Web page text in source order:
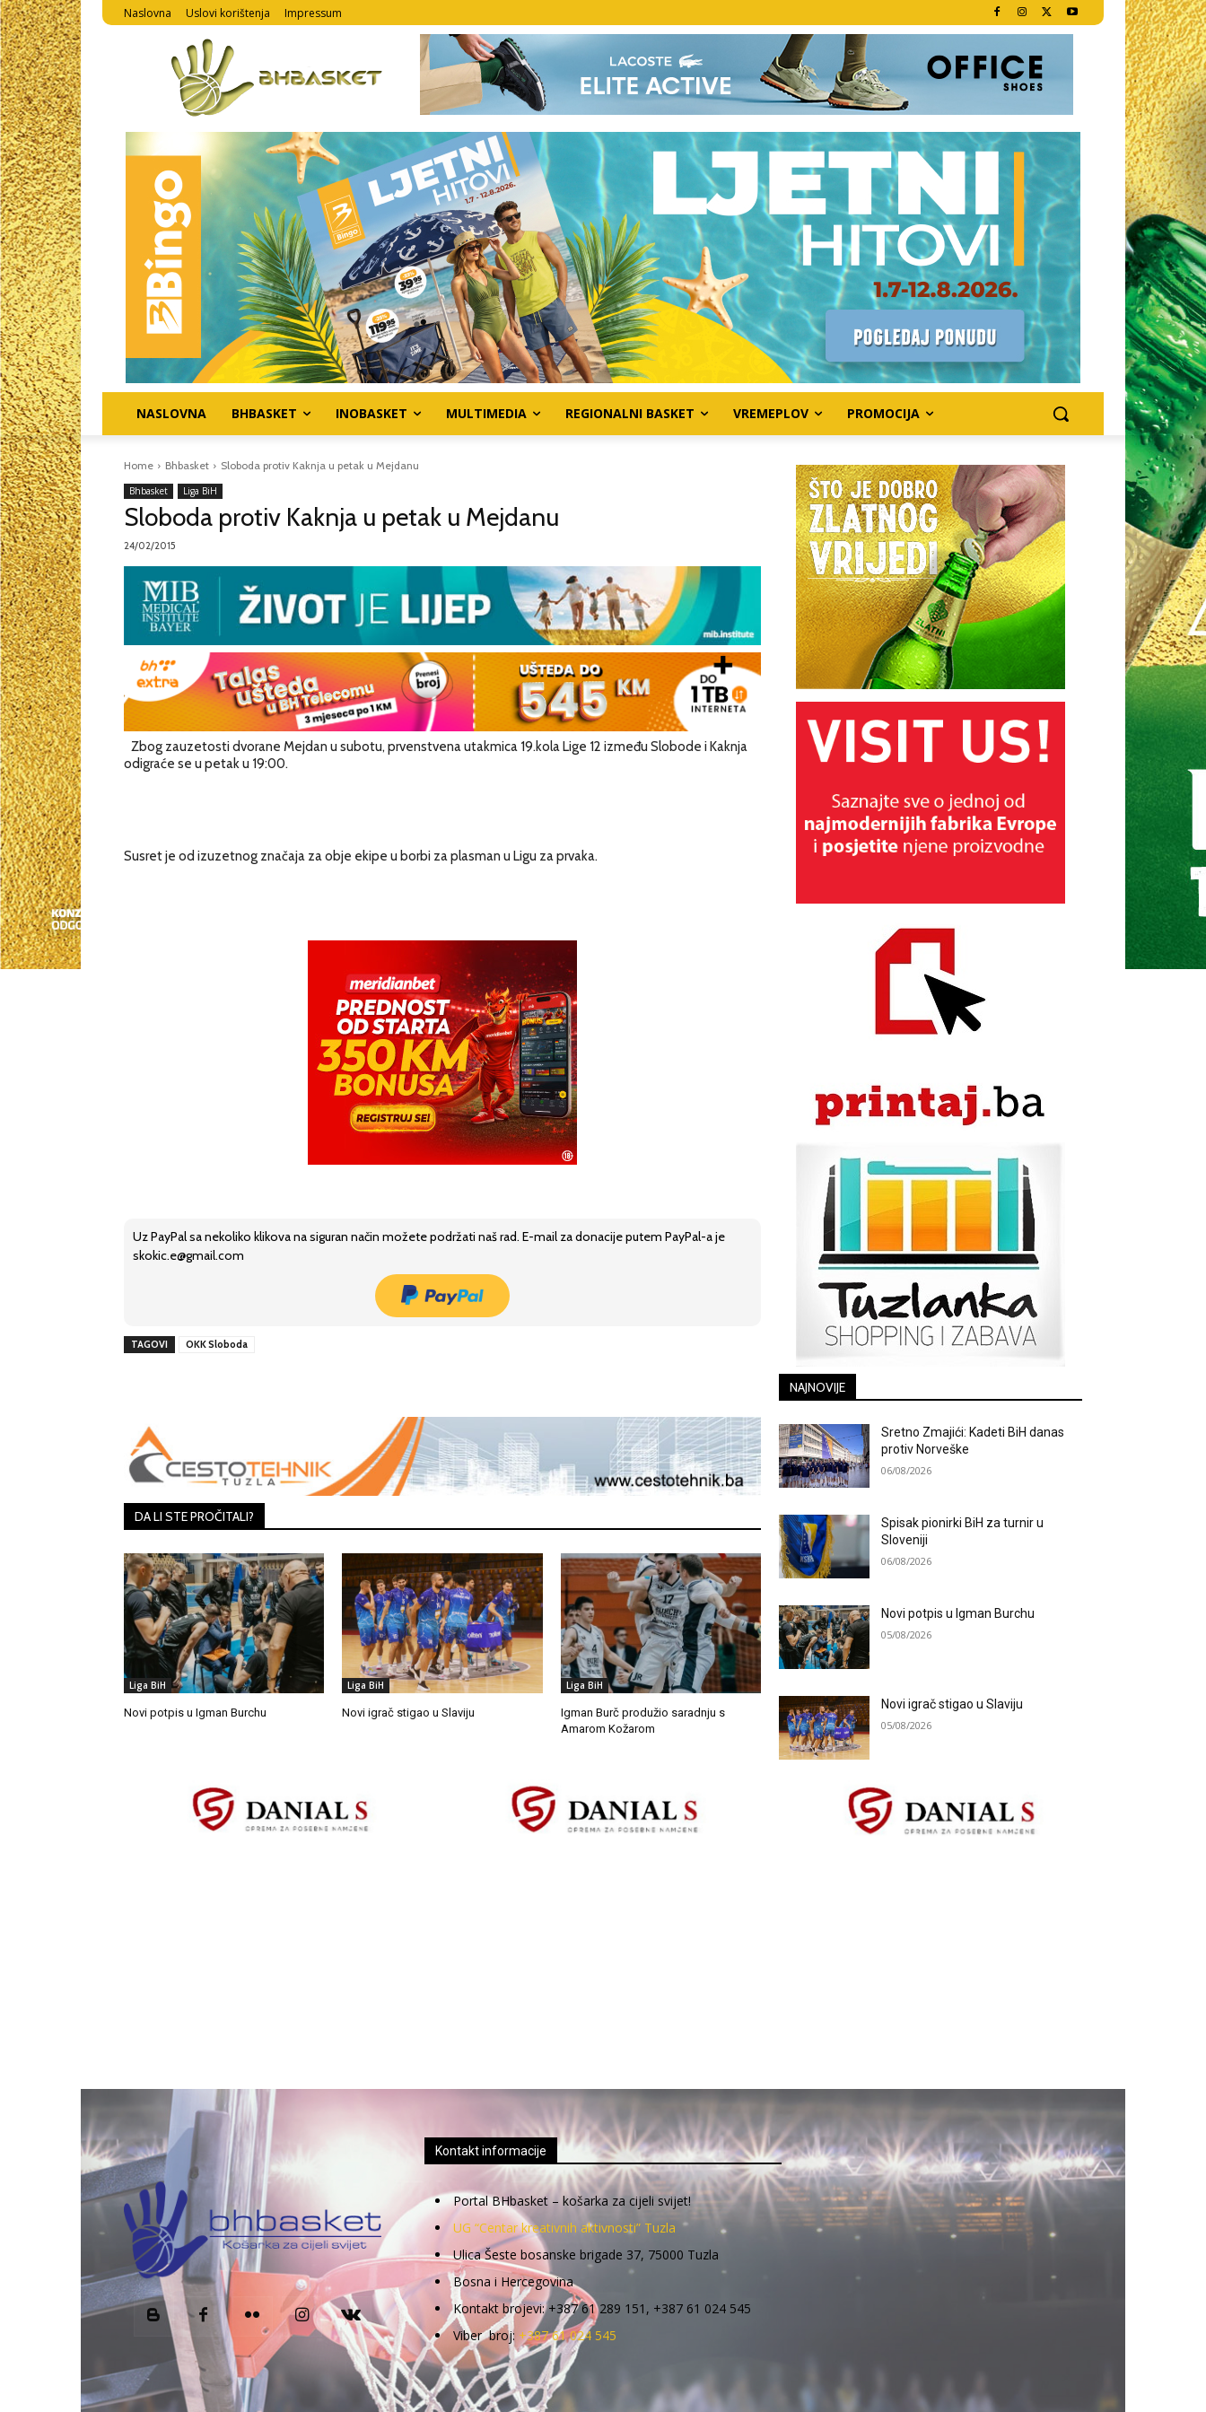
Naslovna Uslovi korištenja Impressum
NASLOVNA BHBASKET INOBASKET MULTIMEDIA REGIONALNI BASKET VREMEPLOV PROMOCIJA
Home Bhbasket Sloboda protiv Kaknja u petak u Mejdanu
Bhbasket Liga BiH
Sloboda protiv Kaknja u petak u Mejdanu
24/02/2015
Zbog zauzetosti dvorane Mejdan u subotu, prvenstvena utakmica 19.kola Lige 12 između Slobode i Kaknja
odigraće se u petak u 19:00.
Susret je od izuzetnog značaja za obje ekipe u borbi za plasman u Ligu za prvaka.
Uz PayPal sa nekoliko klikova na siguran način možete podržati naš rad. E-mail za donacije putem PayPal-a je
skokic.e@gmail.com
TAGOVI OKK Sloboda
DA LI STE PROČITALI?
Liga BiH
Novi potpis u Igman Burchu
Liga BiH
Novi igrač stigao u Slaviju
Liga BiH
Igman Burč produžio saradnju s
Amarom Kožarom
NAJNOVIJE
Sretno Zmajići: Kadeti BiH danas
protiv Norveške
06/08/2026
Spisak pionirki BiH za turnir u
Sloveniji
06/08/2026
Novi potpis u Igman Burchu
05/08/2026
Novi igrač stigao u Slaviju
05/08/2026
Kontakt informacije
Portal BHbasket – košarka za cijeli svijet!
UG “Centar kreativnih aktivnosti” Tuzla
Ulica Šeste bosanske brigade 37, 75000 Tuzla
Bosna i Hercegovina
Kontakt brojevi: +387 61 289 151, +387 61 024 545
Viber broj: +387 61 024 545